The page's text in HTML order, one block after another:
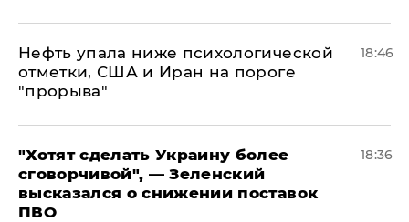
Нефть упала ниже психологической
отметки, США и Иран на пороге
"прорыва"
18:46
​"Хотят сделать Украину более
сговорчивой", — Зеленский
высказался о снижении поставок
ПВО
18:36